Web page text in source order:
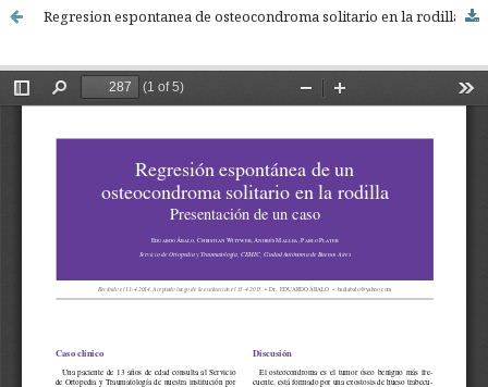
Regresion espontanea de osteocondroma solitario en la rodilla. Presentacion de un caso